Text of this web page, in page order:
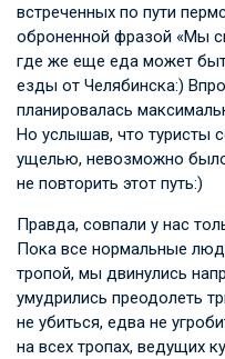
встреченных по пути
оброненной фразой «Мы
где же еще еда может
езды от Челябинска:)
планировалась
Но услышав, что туристы
ущелью, невозможно
не повторить этот путь:)
Правда, совпали у нас
Пока все нормальные
тропой, мы двинулись
умудрились преодолеть
не убиться, едва не
на всех тропах, ведущих